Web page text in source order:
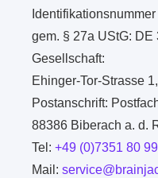
Identifikationsnummer
gem. § 27a UStG:
Gesellschaft:
Ehinger-Tor-Strasse
Postanschrift:
88386 Biberach a. d.
Tel:+49 (0)7351 80
Mail: